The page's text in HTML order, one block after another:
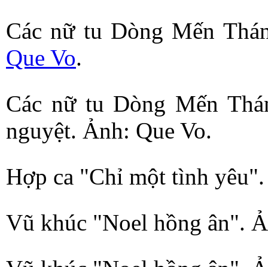
Các nữ tu Dòng Mến
Que Vo.
Các nữ tu Dòng Mến
nguyệt. Ảnh: Que Vo.
Hợp ca "Chỉ một tình
Vũ khúc "Noel hồng ân".